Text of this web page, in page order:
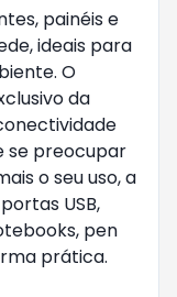
painéis e
ideais para
O
da
se preocupar
o seu uso, a
USB,
pen
prática.